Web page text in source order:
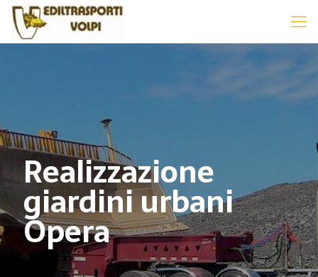
Realizzazione
giardini urbani
Opera